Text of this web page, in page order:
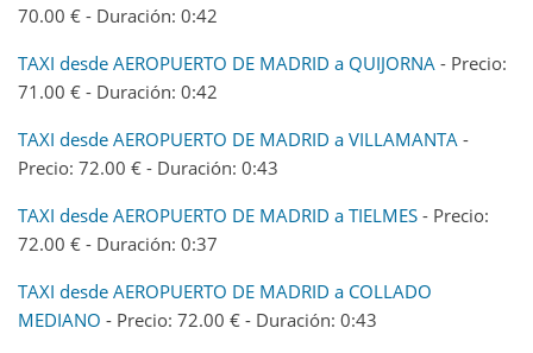
70.00 € - Duración: 0:42
TAXI desde AEROPUERTO DE MADRID a QUIJORNA - Precio:
71.00 € - Duración: 0:42
TAXI desde AEROPUERTO DE MADRID a VILLAMANTA -
Precio: 72.00 € - Duración: 0:43
TAXI desde AEROPUERTO DE MADRID a TIELMES - Precio:
72.00 € - Duración: 0:37
TAXI desde AEROPUERTO DE MADRID a COLLADO
MEDIANO - Precio: 72.00 € - Duración: 0:43